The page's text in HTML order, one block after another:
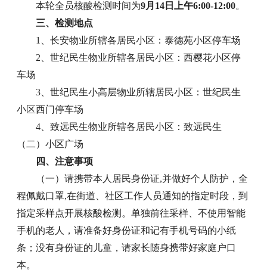
本轮全员核酸检测时间为9月14日上午6:00-12:00。
三、检测地点
1、长安物业所辖各居民小区：泰德苑小区停车场
2、世纪民生物业所辖各居民小区：西樱花小区停
车场
3、世纪民生小高层物业所辖居民小区：世纪民生
小区西门停车场
4、致远民生物业所辖各居民小区：致远民生
（二）小区广场
四、注意事项
（一）请携带本人居民身份证,并做好个人防护，全
程佩戴口罩,在街道、社区工作人员通知的指定时段，到
指定采样点开展核酸检测。单独前往采样、不使用智能
手机的老人，请准备好身份证和记有手机号码的小纸
条；没有身份证的儿童，请家长随身携带好家庭户口
本。